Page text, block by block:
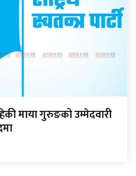
माया गुरुङको उम्मेदवारी